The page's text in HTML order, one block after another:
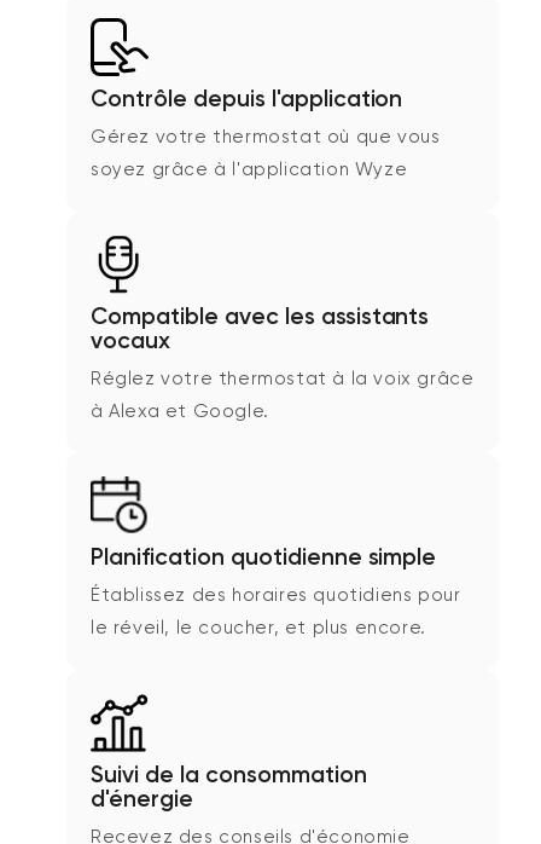
Contrôle depuis l'application
Gérez votre thermostat où que vous
soyez grâce à l'application Wyze
Compatible avec les assistants
vocaux
Réglez votre thermostat à la voix grâce
à Alexa et Google.
Planification quotidienne simple
Établissez des horaires quotidiens pour
le réveil, le coucher, et plus encore.
Suivi de la consommation
d'énergie
Recevez des conseils d'économie